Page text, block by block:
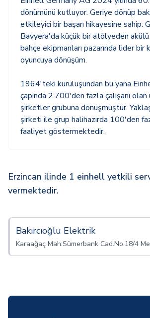
dönümünü kutluyor. Geriye dönüp
etkileyici bir başarı hikayesine sahip:
Bavyera'da küçük bir atölyeden
bahçe ekipmanları pazarında lider bir
oyuncuya dönüşüm.
1964'teki kuruluşundan bu yana
çapında 2.700'den fazla çalışanı olan
şirketler grubuna dönüşmüştür.
şirketi ile grup halihazırda 100'den
faaliyet göstermektedir.
Erzincan ilinde 1 einhell yetkili
vermektedir.
Bakırcıoğlu Elektrik
Karaağaç Mah.Sümerbank Cad.No.18/4